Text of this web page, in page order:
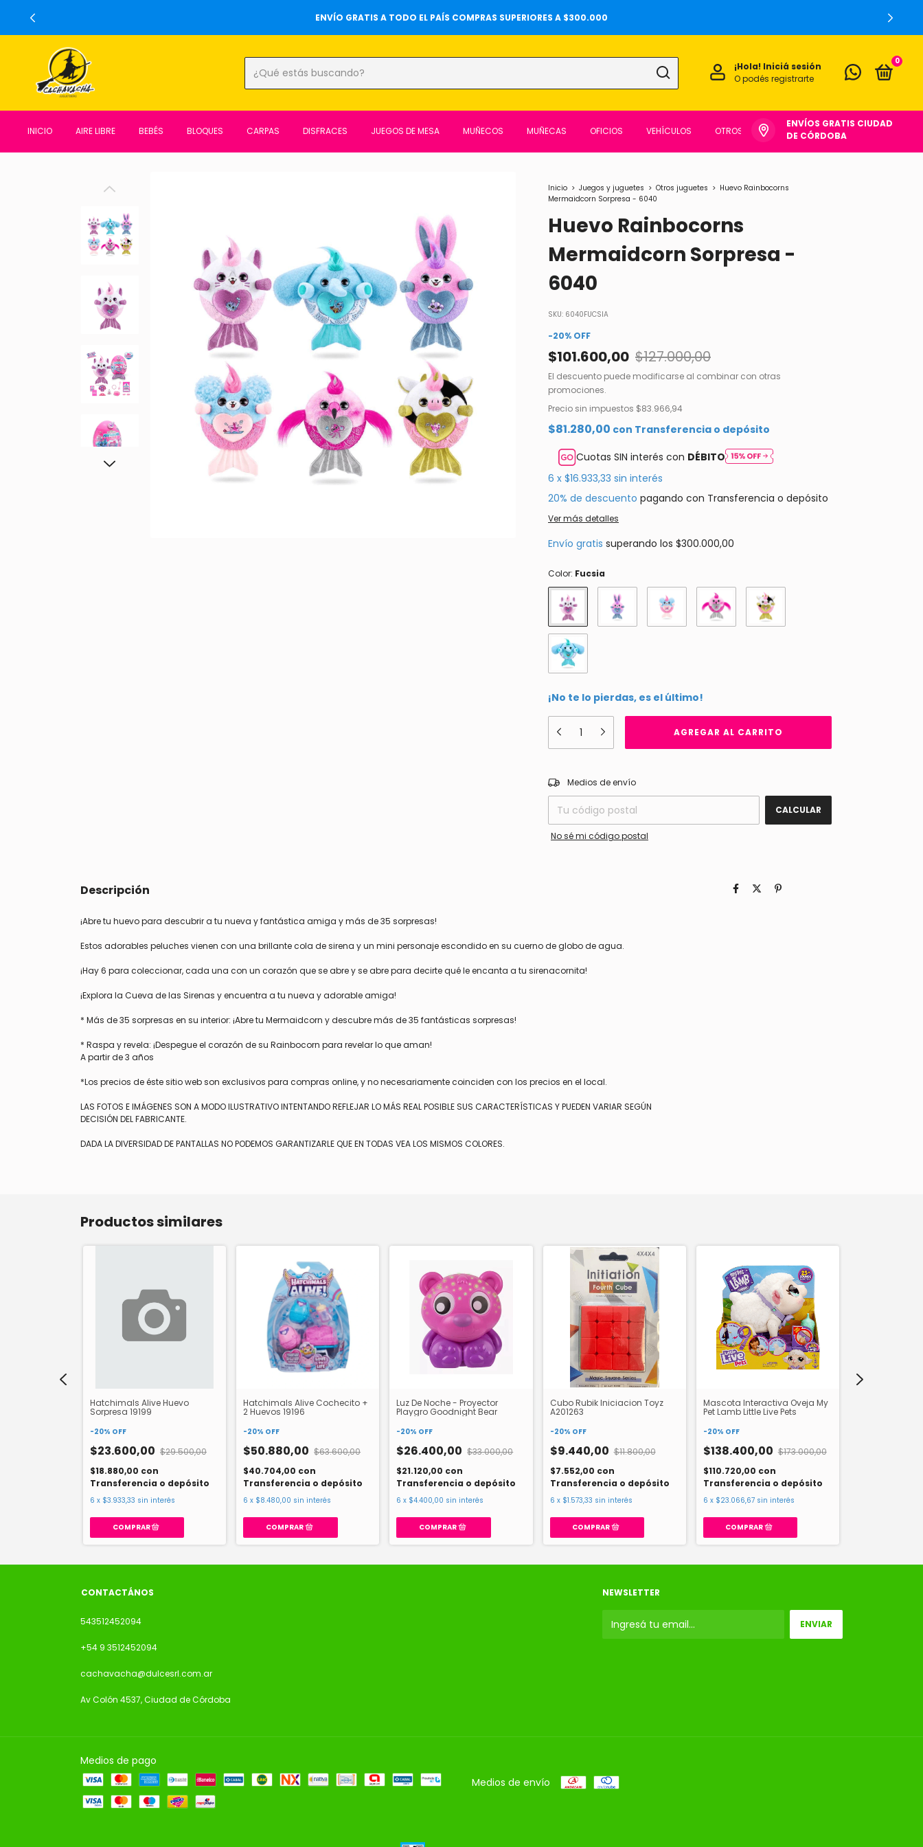
20%OFF SOBRE PRECIOS DE LOCALES Y 6 CUOTAS SIN INTERÉS ⚡️
¡Hola! Iniciá sesión
O podés registrarte
0
INICIO AIRE LIBRE BEBÉS BLOQUES CARPAS DISFRACES JUEGOS DE MESA MUÑECOS MUÑECAS OFICIOS VEHÍCULOS OTROS
ENVÍOS GRATIS CIUDAD
DE CÓRDOBA
Inicio > Juegos y juguetes > Otros juguetes > Huevo Rainbocorns
Mermaidcorn Sorpresa - 6040
Huevo Rainbocorns
Mermaidcorn Sorpresa -
6040
SKU: 6040FUCSIA
-20% OFF
$101.600,00 $127.000,00
El descuento puede modificarse al combinar con otras
promociones.
Precio sin impuestos $83.966,94
$81.280,00 con Transferencia o depósito
Cuotas SIN interés con DÉBITO
6 x $16.933,33 sin interés
20% de descuento pagando con Transferencia o depósito
Ver más detalles
Envío gratis superando los $300.000,00
Color: Fucsia
¡No te lo pierdas, es el último!
Entregas para el CP:
Medios de envío
CALCULAR
No sé mi código postal
Descripción
¡Abre tu huevo para descubrir a tu nueva y fantástica amiga y más de 35 sorpresas!
Estos adorables peluches vienen con una brillante cola de sirena y un mini personaje escondido en su cuerno de globo de agua.
¡Hay 6 para coleccionar, cada una con un corazón que se abre y se abre para decirte qué le encanta a tu sirenacornita!
¡Explora la Cueva de las Sirenas y encuentra a tu nueva y adorable amiga!
* Más de 35 sorpresas en su interior: ¡Abre tu Mermaidcorn y descubre más de 35 fantásticas sorpresas!
* Raspa y revela: ¡Despegue el corazón de su Rainbocorn para revelar lo que aman!
A partir de 3 años
*Los precios de éste sitio web son exclusivos para compras online, y no necesariamente coinciden con los precios en el local.
LAS FOTOS E IMÁGENES SON A MODO ILUSTRATIVO INTENTANDO REFLEJAR LO MÁS REAL POSIBLE SUS CARACTERÍSTICAS Y PUEDEN VARIAR SEGÚN
DECISIÓN DEL FABRICANTE.
DADA LA DIVERSIDAD DE PANTALLAS NO PODEMOS GARANTIZARLE QUE EN TODAS VEA LOS MISMOS COLORES.
Productos similares
Hatchimals Alive Huevo
Sorpresa 19199
-20% OFF
$23.600,00 $29.500,00
$18.880,00 con
Transferencia o depósito
6 x $3.933,33 sin interés
Hatchimals Alive Cochecito +
2 Huevos 19196
-20% OFF
$50.880,00 $63.600,00
$40.704,00 con
Transferencia o depósito
6 x $8.480,00 sin interés
Luz De Noche - Proyector
Playgro Goodnight Bear
-20% OFF
$26.400,00 $33.000,00
$21.120,00 con
Transferencia o depósito
6 x $4.400,00 sin interés
Cubo Rubik Iniciacion Toyz
A201263
-20% OFF
$9.440,00 $11.800,00
$7.552,00 con
Transferencia o depósito
6 x $1.573,33 sin interés
Mascota Interactiva Oveja My
Pet Lamb Little Live Pets
-20% OFF
$138.400,00 $173.000,00
$110.720,00 con
Transferencia o depósito
6 x $23.066,67 sin interés
CONTACTÁNOS
543512452094
+54 9 3512452094
cachavacha@dulcesrl.com.ar
Av Colón 4537, Ciudad de Córdoba
NEWSLETTER
Medios de pago
Medios de envío